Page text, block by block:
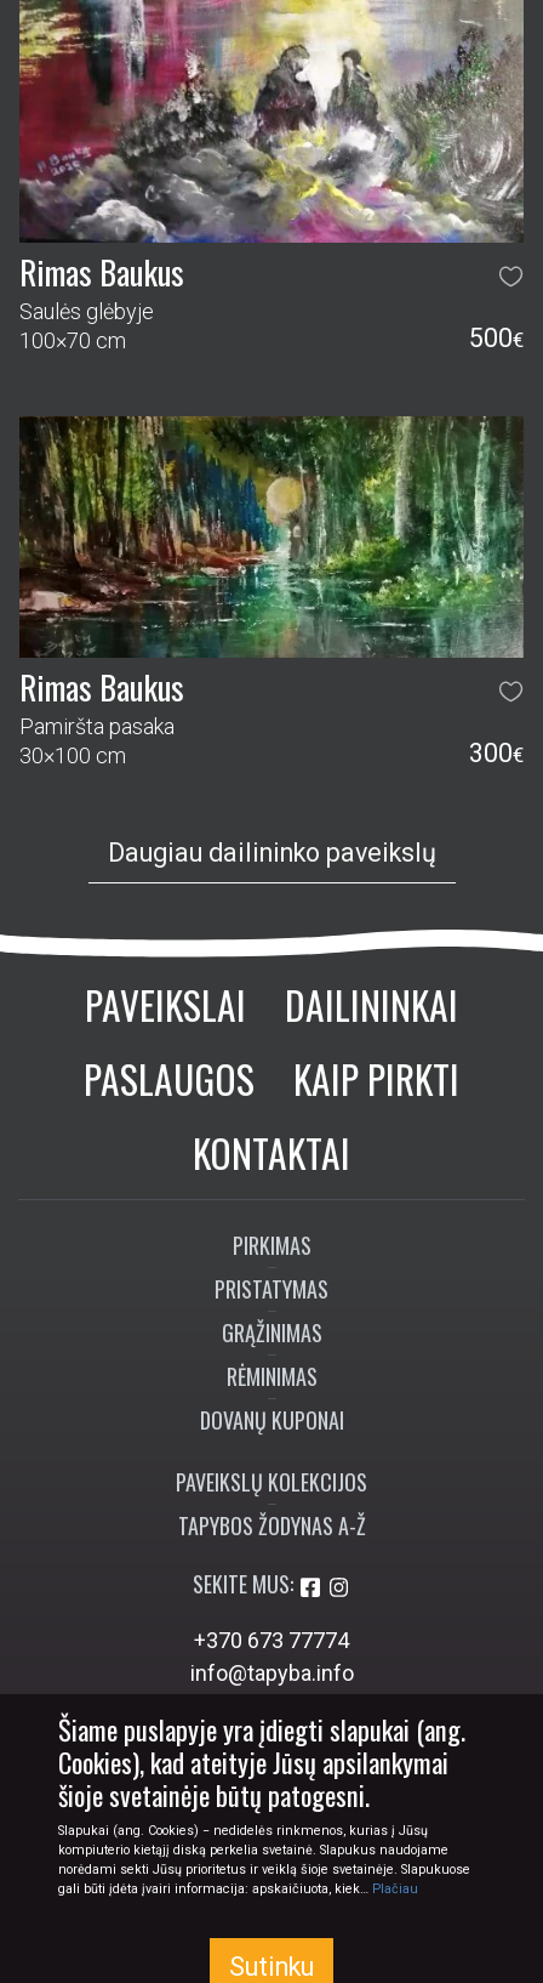
Rimas Baukus
Saulės glėbyje
100×70 cm
500€
Rimas Baukus
Pamiršta pasaka
30×100 cm
300€
Daugiau dailininko paveikslų
PAVEIKSLAI
DAILININKAI
PASLAUGOS
KAIP PIRKTI
KONTAKTAI
PIRKIMAS
PRISTATYMAS
GRĄŽINIMAS
RĖMINIMAS
DOVANŲ KUPONAI
PAVEIKSLŲ KOLEKCIJOS
TAPYBOS ŽODYNAS A-Ž
SEKITE MUS:
+370 673 77774
info@tapyba.info
© 2026 Tapyba.info - paveikslai internetu
Šiame puslapyje yra įdiegti slapukai (ang.
Cookies), kad ateityje Jūsų apsilankymai
šioje svetainėje būtų patogesni.
Slapukai (ang. Cookies) − nedidelės rinkmenos, kurias į Jūsų
kompiuterio kietąjį diską perkelia svetainė. Slapukus naudojame
norėdami sekti Jūsų prioritetus ir veiklą šioje svetainėje. Slapukuose
gali būti įdėta įvairi informacija: apskaičiuota, kiek… Plačiau
Sutinku